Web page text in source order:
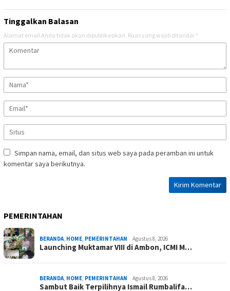
Tinggalkan Balasan
Alamat email Anda tidak akan dipublikasikan. Ruas yang wajib ditandai *
Simpan nama, email, dan situs web saya pada peramban ini untuk
komentar saya berikutnya.
PEMERINTAHAN
BERANDA, HOME, PEMERINTAHAN Agustus 8, 2026
Launching Muktamar VIII di Ambon, ICMI M…
BERANDA, HOME, PEMERINTAHAN Agustus 8, 2026
Sambut Baik Terpilihnya Ismail Rumbalifa…